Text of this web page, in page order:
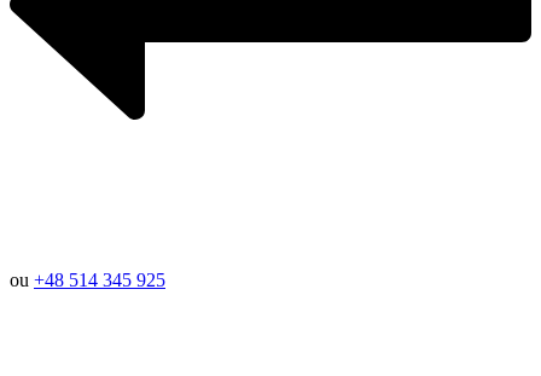
ou +48 514 345 925